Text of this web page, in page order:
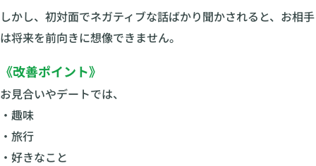
しかし、初対面でネガティブな話ばかり聞かされると、お相手
は将来を前向きに想像できません。
《改善ポイント》
お見合いやデートでは、
・趣味
・旅行
・好きなこと